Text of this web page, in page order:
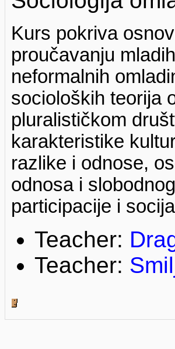
Kurs pokriva
proučavanju
neformalnih
socioloških teorija
pluralističkom
karakteristike
razlike i odnose,
odnosa i
participacije i
Teacher:
Teacher: